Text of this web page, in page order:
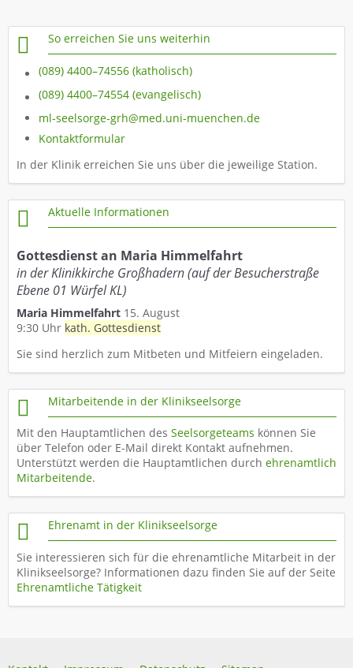
So erreichen Sie uns weiterhin
(089) 4400–74556 (katholisch)
(089) 4400–74554 (evangelisch)
ml-seelsorge-grh@med.uni-muenchen.de
Kontaktformular
In der Klinik erreichen Sie uns über die jeweilige Station.
Aktuelle Informationen
Gottesdienst an Maria Himmelfahrt
in der Klinikkirche Großhadern (auf der Besucherstraße
Ebene 01 Würfel KL)
Maria Himmelfahrt 15. August
9:30 Uhr kath. Gottesdienst
Sie sind herzlich zum Mitbeten und Mitfeiern eingeladen.
Mitarbeitende in der Klinikseelsorge
Mit den Hauptamtlichen des Seelsorgeteams können Sie
über Telefon oder E-Mail direkt Kontakt aufnehmen.
Unterstützt werden die Hauptamtlichen durch ehrenamtlich
Mitarbeitende.
Ehrenamt in der Klinikseelsorge
Sie interessieren sich für die ehrenamtliche Mitarbeit in der
Klinikseelsorge? Informationen dazu finden Sie auf der Seite
Ehrenamtliche Tätigkeit